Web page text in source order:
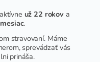
už 22 rokova
.
stravovaní. Máme
sprevádzať vás
prináša.